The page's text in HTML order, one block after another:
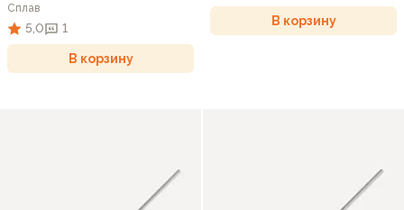
Сплав
5,0 1
В корзину
В корзину